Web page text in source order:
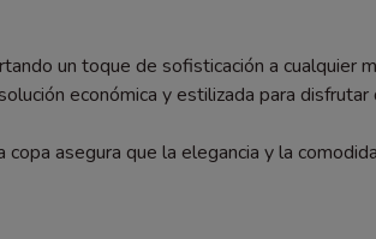
un toque de sofisticación a
económica y estilizada para
asegura que la elegancia y la